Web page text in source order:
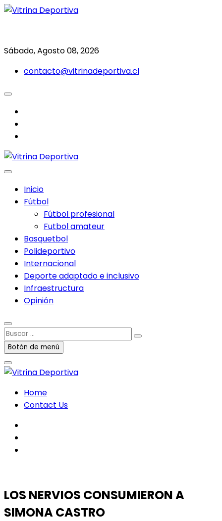
Saltar
Sábado, Agosto 08, 2026
contacto@vitrinadeportiva.cl
Inicio
Fútbol
Fútbol profesional
Futbol amateur
Basquetbol
Polideportivo
Internacional
Deporte adaptado e inclusivo
Infraestructura
Opinión
Buscar
…Botón de menú
Home
Contact Us
LOS NERVIOS CONSUMIERON A
SIMONA CASTRO